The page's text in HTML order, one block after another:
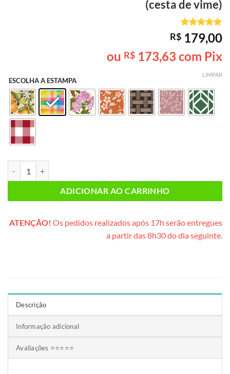
(cesta de vime)
Avaliado
como5de
5, com
baseado em
1
de cliente
R$ 179,00
ou R$ 173,63 com Pix
ESCOLHA A ESTAMPA
LIMPAR
ADICIONAR AO CARRINHO
ATENÇÃO! Os pedidos realizados após 17h serão entregues
a partir das 8h30 do dia seguinte.
Descrição
Informação adicional
Avaliações ⭐⭐⭐⭐⭐